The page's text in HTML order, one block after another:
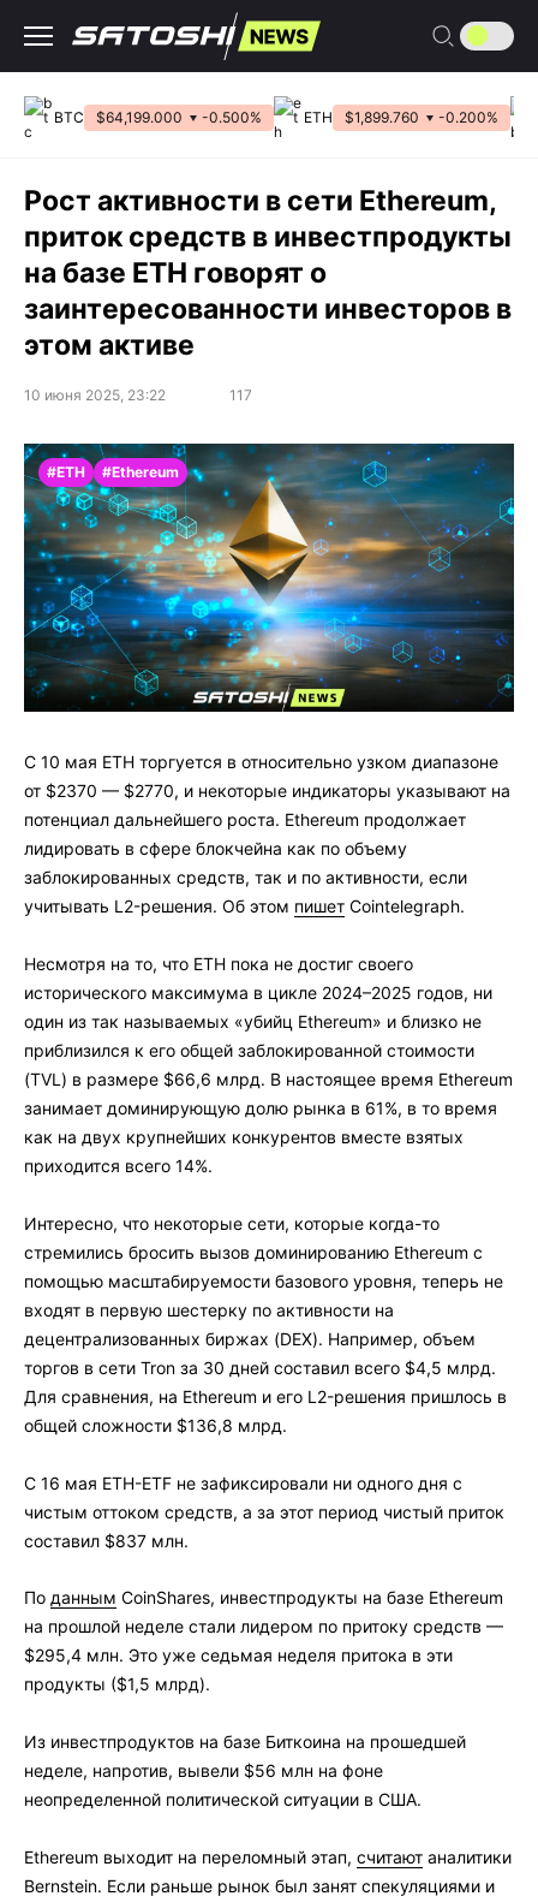
содержанию
BTC $64,199.000 -0.500% ETH $1,899.760 -0.200%
Рост активности в сети Ethereum,
приток средств в инвестпродукты
на базе ETH говорят о
заинтересованности инвесторов в
этом активе
10 июня 2025, 23:22 117
#ETH #Ethereum
С 10 мая ETH торгуется в относительно узком диапазоне
от $2370 — $2770, и некоторые индикаторы указывают на
потенциал дальнейшего роста. Ethereum продолжает
лидировать в сфере блокчейна как по объему
заблокированных средств, так и по активности, если
учитывать L2-решения. Об этом пишет Cointelegraph.
Несмотря на то, что ETH пока не достиг своего
исторического максимума в цикле 2024–2025 годов, ни
один из так называемых «убийц Ethereum» и близко не
приблизился к его общей заблокированной стоимости
(TVL) в размере $66,6 млрд. В настоящее время Ethereum
занимает доминирующую долю рынка в 61%, в то время
как на двух крупнейших конкурентов вместе взятых
приходится всего 14%.
Интересно, что некоторые сети, которые когда-то
стремились бросить вызов доминированию Ethereum с
помощью масштабируемости базового уровня, теперь не
входят в первую шестерку по активности на
децентрализованных биржах (DEX). Например, объем
торгов в сети Tron за 30 дней составил всего $4,5 млрд.
Для сравнения, на Ethereum и его L2-решения пришлось в
общей сложности $136,8 млрд.
С 16 мая ETH-ETF не зафиксировали ни одного дня с
чистым оттоком средств, а за этот период чистый приток
составил $837 млн.
По данным CoinShares, инвестпродукты на базе Ethereum
на прошлой неделе стали лидером по притоку средств —
$295,4 млн. Это уже седьмая неделя притока в эти
продукты ($1,5 млрд).
Из инвестпродуктов на базе Биткоина на прошедшей
неделе, напротив, вывели $56 млн на фоне
неопределенной политической ситуации в США.
Ethereum выходит на переломный этап, считают аналитики
Bernstein. Если раньше рынок был занят спекуляциями и